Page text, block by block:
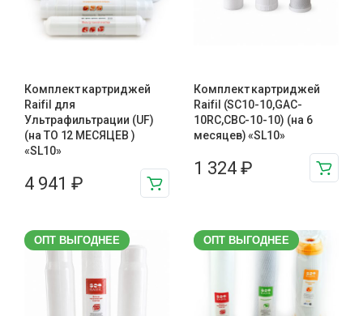
Комплект картриджей
Raifil для
Ультрафильтрации (UF)
(на ТО 12 МЕСЯЦЕВ )
«SL10»
4 941 ₽
Комплект картриджей
Raifil (SC10-10,GAC-
10RC,CBC-10-10) (на 6
месяцев) «SL10»
1 324 ₽
ОПТ ВЫГОДНЕЕ ОПТ ВЫГОДНЕЕ